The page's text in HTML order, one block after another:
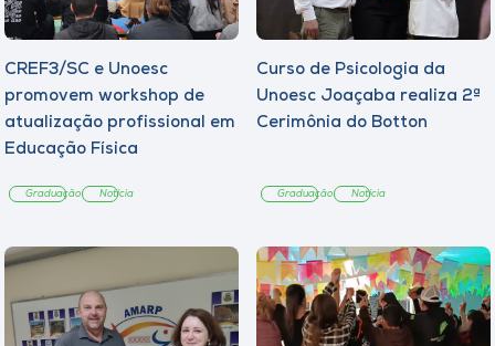
CREF3/SC e Unoesc
promovem workshop de
atualização profissional em
Educação Física
Graduação Notícia
Curso de Psicologia da
Unoesc Joaçaba realiza 2ª
Cerimônia do Botton
Graduação Notícia